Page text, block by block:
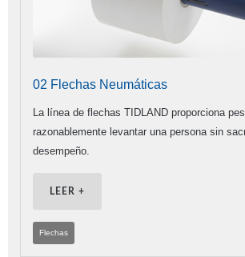
02 Flechas Neumáticas
La línea de flechas TIDLAND proporciona
razonablemente levantar una persona sin
desempeño.
LEER +
Flechas